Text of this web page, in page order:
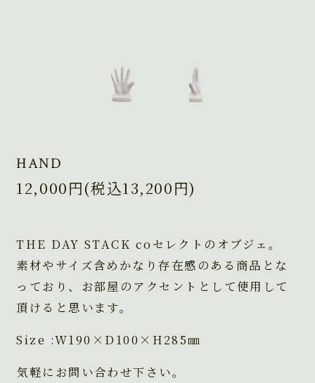
HAND
12,000円(税込13,200円)
THE DAY STACK coセレクトのオブジェ。
素材やサイズ含めかなり存在感のある商品とな
っており、お部屋のアクセントとして使用して
頂けると思います。
Size :W190×D100×H285㎜
気軽にお問い合わせ下さい。